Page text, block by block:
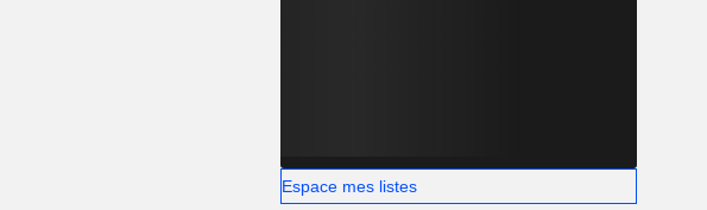
Espace mes listes